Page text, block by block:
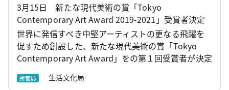
3月15日 新たな現代美術の賞「Tokyo
Contemporary Art Award 2019-2021」受賞者決定
世界に発信すべき中堅アーティストの更なる飛躍を
促すため創設した、新たな現代美術の賞「Tokyo
Contemporary Art Award」をの第１回受賞者が決定
所管局 生活文化局